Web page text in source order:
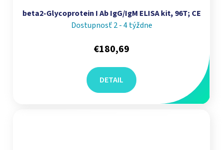
beta2-Glycoprotein I Ab IgG/IgM ELISA kit, 96T; CE
Dostupnosť 2 - 4 týždne
€180,69
DETAIL